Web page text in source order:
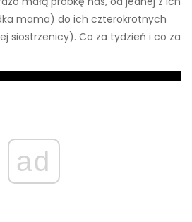
mama) do ich czterokrotnych
siostrzenicy). Co za tydzień i co za
ad